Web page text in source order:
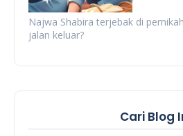
Najwa Shabira terjebak di
jalan keluar?
Cari Blog